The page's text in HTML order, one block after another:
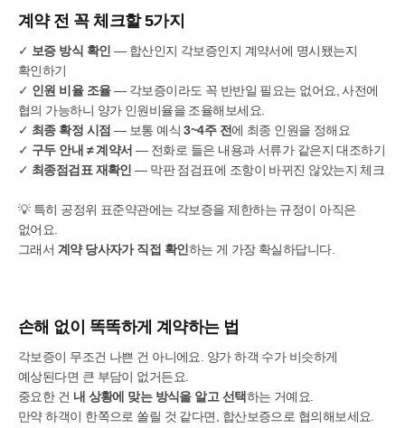
계약 전 꼭 체크할 5가지
✓ 보증 방식 확인 — 합산인지 각보증인지 계약서에 명시됐는지
확인하기
✓ 인원 비율 조율— 각보증이라도 꼭 반반일 필요는 없어요, 사전에
협의 가능하니 양가 인원비율을 조율해보세요.
✓ 최종 확정 시점 — 보통 예식3~4주 전에 최종 인원을 정해요
✓ 구두 안내 ≠ 계약서 — 전화로 들은 내용과 서류가 같은지 대조하기
✓ 최종점검표 재확인 — 막판 점검표에 조항이 바뀌진 않았는지 체크
💡 특히 공정위 표준약관에는 각보증을 제한하는 규정이 아직은
없어요.
그래서 계약 당사자가 직접 확인 하는 게 가장 확실하답니다.
손해 없이 똑똑하게 계약하는 법
각보증이 무조건 나쁜 건 아니에요. 양가 하객 수가 비슷하게
예상된다면 큰 부담이 없거든요.
중요한 건 내 상황에 맞는 방식을 알고 선택하는 거예요.
만약 하객이 한쪽으로 쏠릴 것 같다면, 합산보증으로 협의해보세요.